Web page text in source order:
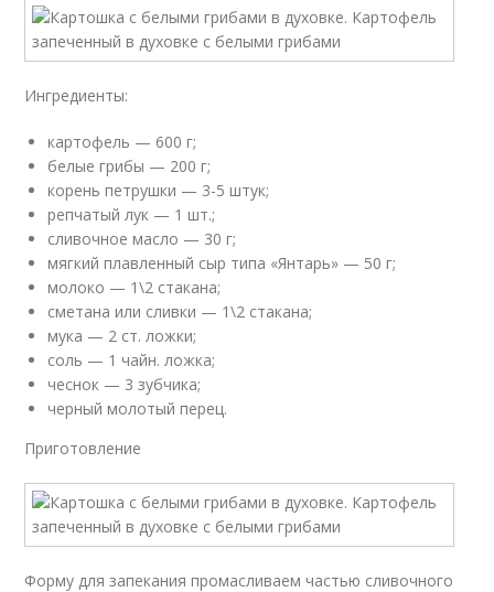
Ингредиенты:
картофель — 600 г;
белые грибы — 200 г;
корень петрушки — 3-5 штук;
репчатый лук — 1 шт.;
сливочное масло — 30 г;
мягкий плавленный сыр типа «Янтарь» — 50 г;
молоко — 1\2 стакана;
сметана или сливки — 1\2 стакана;
мука — 2 ст. ложки;
соль — 1 чайн. ложка;
чеснок — 3 зубчика;
черный молотый перец.
Приготовление
Форму для запекания промасливаем частью сливочного